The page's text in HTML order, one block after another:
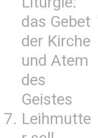
das Gebet
der Kirche
und Atem
des
Geistes
Leihmutte